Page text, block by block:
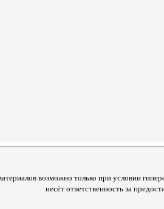
возможно только при условии
несёт ответственность за